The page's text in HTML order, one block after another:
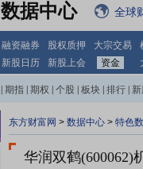
数据中心 全球
融资融券 股权质押 大宗交易
新股日历 新股上会 资金
期指 期权 个股 板块 排行
东方财富网 > 数据中心 > 特色
华润双鹤(600062)